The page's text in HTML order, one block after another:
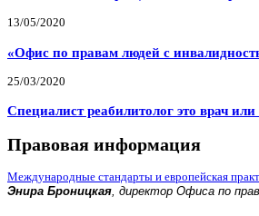
13/05/2020
«Офис по правам людей с
25/03/2020
Специалист реабилитолог это врач
Правовая информация
Международные стандарты и европейская
Энира Броницкая, директор Офиса по